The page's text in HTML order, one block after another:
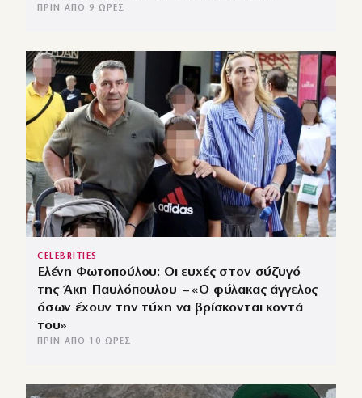
ΠΡΙΝ ΑΠΌ 9 ΏΡΕΣ
CELEBRITIES
Ελένη Φωτοπούλου: Οι ευχές στον σύζυγό
της Άκη Παυλόπουλου – «Ο φύλακας άγγελος
όσων έχουν την τύχη να βρίσκονται κοντά
του»
ΠΡΙΝ ΑΠΌ 10 ΏΡΕΣ